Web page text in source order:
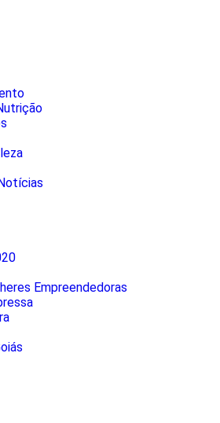
Empreendedoras